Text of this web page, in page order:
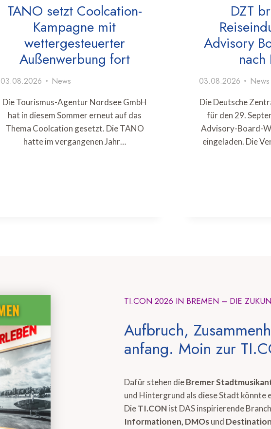
TANO setzt Coolcation-
Kampagne mit
wettergesteuerter
Außenwerbung fort
03.08.2026 News
Die Tourismus-Agentur Nordsee GmbH
hat in diesem Sommer erneut auf das
Thema Coolcation gesetzt. Die TANO
hatte im vergangenen Jahr…
DZT
Advisory
nach
03.08.2026 News
Die Deutsche
für den 29.
Advisory-Board-
eingeladen. Die
TI.CON 2026 IN BREMEN – DIE
Aufbruch,
anfang. Moin zur
Dafür stehen dieBremer
und Hintergrund als diese Stadt könnte
DieTI.CONist DAS inspirierende
Informationen, DMOsund